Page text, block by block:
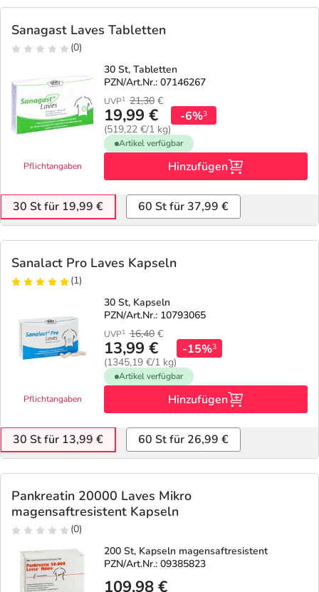
Sanagast Laves Tabletten
(0)
Pflichtangaben
30 St, Tabletten
PZN/Art.Nr.: 07146267
UVP1 21,30 €
19,99 €
(519,22 €/1 kg)
-6%3
Artikel verfügbar
Hinzufügen
30 St für 19,99 € 60 St für 37,99 €
Sanalact Pro Laves Kapseln
(1)
Pflichtangaben
30 St, Kapseln
PZN/Art.Nr.: 10793065
UVP1 16,40 €
13,99 €
(1345,19 €/1 kg)
-15%3
Artikel verfügbar
Hinzufügen
30 St für 13,99 € 60 St für 26,99 €
Pankreatin 20000 Laves Mikro
magensaftresistent Kapseln
(0)
200 St, Kapseln magensaftresistent
PZN/Art.Nr.: 09385823
109,98 €